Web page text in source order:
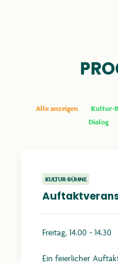
Alle anzeigen Kultur-
Dialog
KULTUR-BÜHNE
Freitag, 14.00 - 14.30
Ein feierlicher